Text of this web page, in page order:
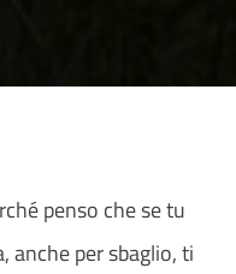
penso che se tu
anche per sbaglio, ti